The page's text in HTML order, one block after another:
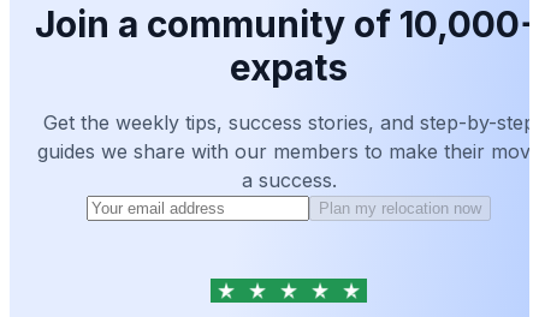
Join a community of
expats
Get the weekly tips, success stories, and step-by-step
guides we share with our members to make their
a success.
Plan my relocation now